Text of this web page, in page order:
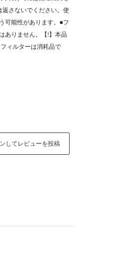
さないでください。使
可能性があります。●フ
ありません。【!】本品
ィルターは消耗品で
してレビューを投稿